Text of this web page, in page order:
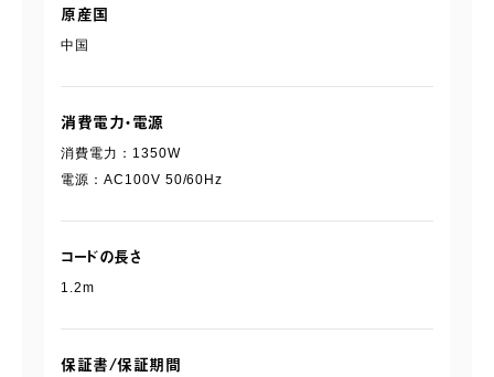
原産国
中国
消費電力・電源
消費電力：1350W
電源：AC100V 50/60Hz
コードの長さ
1.2m
保証書/保証期間